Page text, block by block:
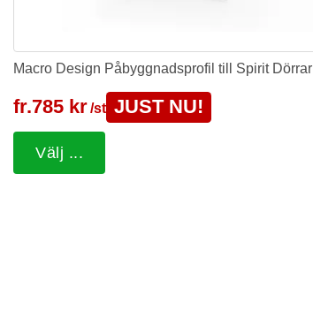
Macro Design Påbyggnadsprofil till Spirit Dörrar
fr.785 kr/st JUST NU!
Välj ...